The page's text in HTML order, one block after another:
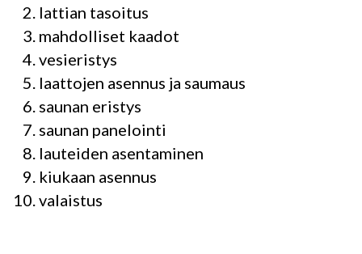
lattian tasoitus
mahdolliset kaadot
vesieristys
laattojen asennus ja saumaus
saunan eristys
saunan panelointi
lauteiden asentaminen
kiukaan asennus
valaistus